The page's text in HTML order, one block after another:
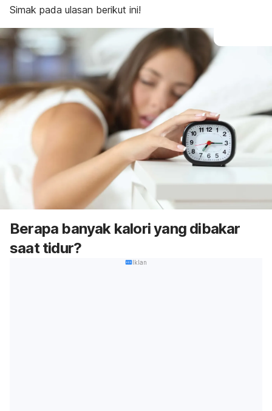
Simak pada ulasan berikut ini!
Berapa banyak kalori yang dibakar
saat tidur?
Iklan